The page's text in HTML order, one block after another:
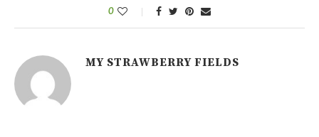
0
MY STRAWBERRY FIELDS